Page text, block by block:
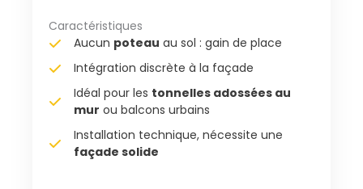
Caractéristiques
Aucun poteau au sol : gain de place
Intégration discrète à la façade
Idéal pour les tonnelles adossées au
mur ou balcons urbains
Installation technique, nécessite une
façade solide